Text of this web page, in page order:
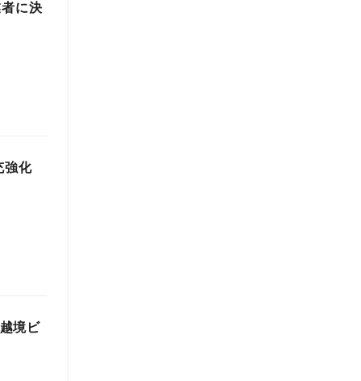
に決
強化
境ビ